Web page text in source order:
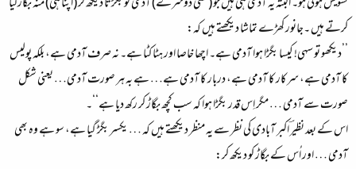
کرتے ہیں ۔جانور کھڑے تماشا دیکھتے ہیں کہ:
’’دیکھو تو سہی! کیسا بگڑا ہوا آدمی ہے۔ اچھا خاصا اور ہٹا کٹا ہے۔ نہ صرف آدمی ہے، بلکہ پولیس
کا آدمی ہے، سرکار کا آدمی ہے، دربار کا آدمی ہے… ہے بہ ہر صورت آدمی… یعنی شکل
صورت سے آدمی … مگر اِس قدر بگڑا ہوا کہ سب کچھ بگاڑ کر رکھ دیا ہے‘‘۔
اس کے بعد نظیرؔ اکبر آبادی کی نظر سے یہ منظر دیکھتے ہیں کہ … یکسر بگڑ گیا ہے، سو ہے وہ بھی
آدمی … اور اُس کے بگاڑ کو دیکھ کر: